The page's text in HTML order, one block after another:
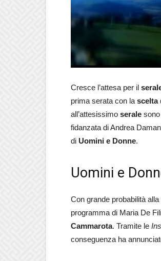
Cresce l’attesa per il
prima serata con la scelta
all’attesissimo serale
fidanzata di Andrea
di Uomini e Donne.
Uomini e
Con grande probabilità
programma di Maria De
Cammarota. Tramite le
conseguenza ha